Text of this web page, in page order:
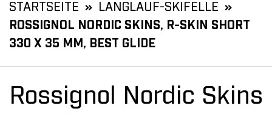
STARTSEITE
LANGLAUF-SKIFELLE
ROSSIGNOL NORDIC SKINS, R-SKIN SHORT
330 X 35 MM, BEST GLIDE
Rossignol Nordic Skins